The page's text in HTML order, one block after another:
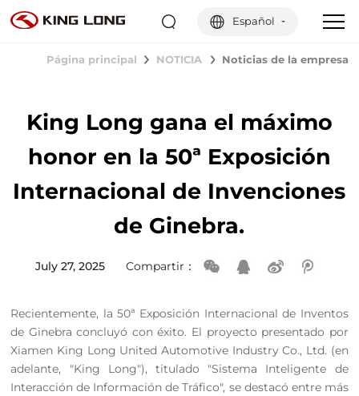
Español
Página principal NOTICIA Noticias de la empresa
King Long gana el máximo
honor en la 50ª Exposición
Internacional de Invenciones
de Ginebra.
July 27, 2025 Compartir：
Recientemente, la 50ª Exposición Internacional de Inventos
de Ginebra concluyó con éxito. El proyecto presentado por
Xiamen King Long United Automotive Industry Co., Ltd. (en
adelante, "King Long"), titulado "Sistema Inteligente de
Interacción de Información de Tráfico", se destacó entre más